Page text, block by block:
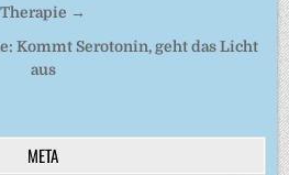
Therapie →
Kommt Serotonin, geht das Licht
aus
META